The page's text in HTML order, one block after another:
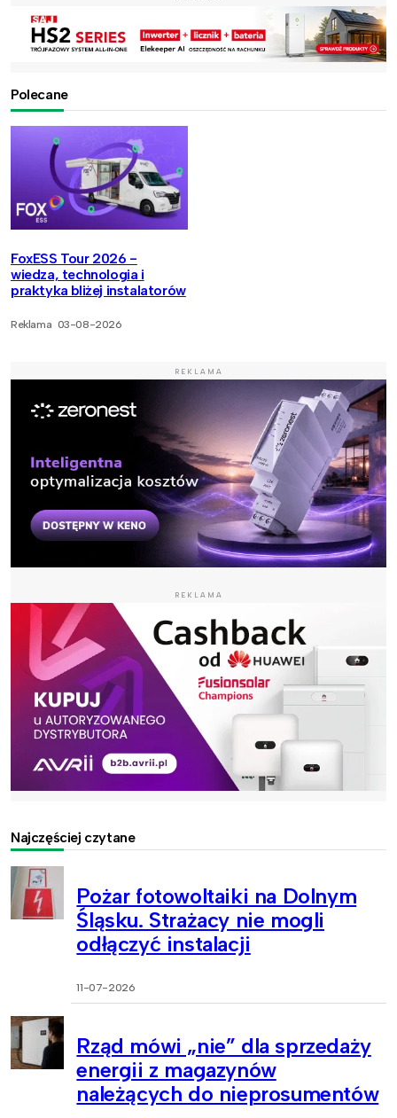
Polecane
FoxESS Tour 2026 -
wiedza, technologia i
praktyka bliżej instalatorów
Reklama 03-08-2026
REKLAMA
REKLAMA
Najczęściej czytane
Pożar fotowoltaiki na Dolnym
Śląsku. Strażacy nie mogli
odłączyć instalacji
11-07-2026
Rząd mówi „nie” dla sprzedaży
energii z magazynów
należących do nieprosumentów